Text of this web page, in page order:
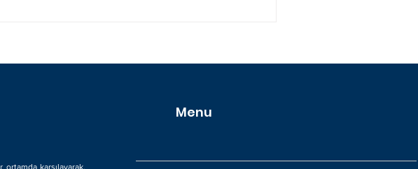
ESTETİĞİ
ortamda karşılayarak,
Menu